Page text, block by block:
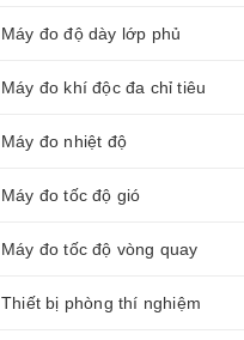
Máy đo độ dày lớp phủ
Máy đo khí độc đa chỉ tiêu
Máy đo nhiệt độ
Máy đo tốc độ gió
Máy đo tốc độ vòng quay
Thiết bị phòng thí nghiệm